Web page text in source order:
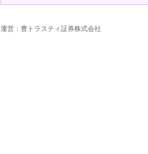
運営：豊トラスティ証券株式会社